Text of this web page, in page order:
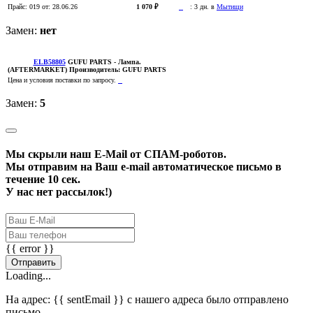
Прайс: 019 от: 28.06.26 1 070 ₽ : 3 дн. в Мытищи
Замен: нет
ELB58805 GUFU PARTS - Лампа.
(AFTERMARKET) Производитель: GUFU PARTS
Цена и условия поставки по запросу.
Замен: 5
Мы скрыли наш E-Mail от СПАМ-роботов.
Мы отправим на Ваш e-mail автоматическое письмо в
течение 10 сек.
У нас нет рассылок!)
{{ error }}
Отправить
Loading...
На адрес: {{ sentEmail }} с нашего адреса было отправлено